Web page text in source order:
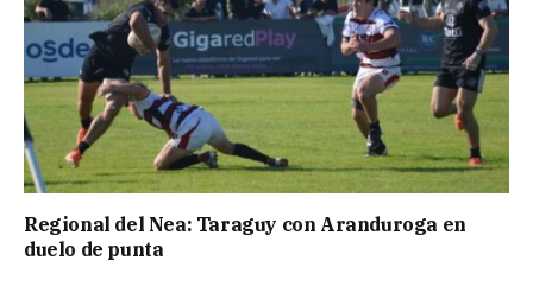
Regional del Nea: Taraguy con Aranduroga en
duelo de punta